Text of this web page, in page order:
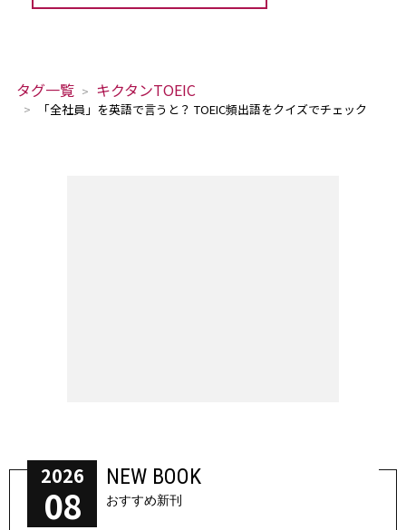
タグ一覧 キクタンTOEIC
「全社員」を英語で言うと？ TOEIC頻出語をクイズでチェック
2026
08
NEW BOOK
おすすめ新刊